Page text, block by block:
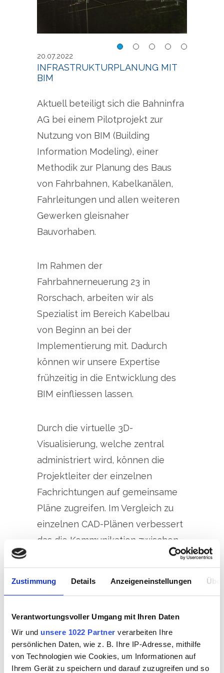
Zustimmung Details Anzeigeneinstellungen
Verantwortungsvoller Umgang mit Ihren Daten
Wir und unsere 1022 Partner verarbeiten Ihre
persönlichen Daten, wie z. B. Ihre IP-Adresse, mithilfe
von Technologien wie Cookies, um Informationen auf
Ihrem Gerät zu speichern und darauf zuzugreifen und so
Fahrleitungen im Bau
20.07.2022
INFRASTRUKTURPLANUNG MIT
BIM
Aktuell beteiligt sich die Bahninfra
AG bei einem Pilotprojekt zur
Nutzung von BIM (Building
Information Modeling), einer
Methodik zur Planung des Baus
von Fahrbahnen, Kabelkanälen,
Fahrleitungen und allen weiteren
Gewerken gleisnaher
Bauvorhaben.
Im Rahmen der
Fahrbahnerneuerung 23 in
Rorschach, arbeiten wir als
Spezialist im Bereich Kabelbau
von Beginn an bei der
Implementierung mit. Dadurch
können wir unsere Expertise
frühzeitig in die Entwicklung des
BIM einfliessen lassen.
Durch die virtuelle 3D-
Visualisierung, welche zentral
administriert wird, können die
Projektleiter der einzelnen
Fachrichtungen auf gemeinsame
Pläne zugreifen. Im Vergleich zu
einzelnen CAD-Plänen verbessert
das die Kommunikation zwischen
Bauherrn.
Die Darstellungsmöglichkeiten
beinhalten sowohl den Ist- als
auch Sollstand des Bauvorhabens.
Für den Wechsel zwischen einer